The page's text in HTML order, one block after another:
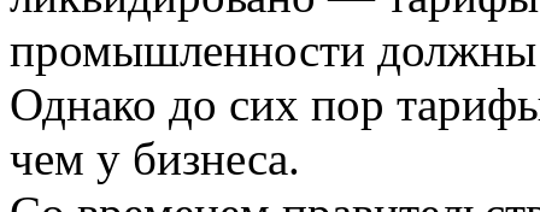
промышленности должны
Однако до сих пор
чем у бизнеса.